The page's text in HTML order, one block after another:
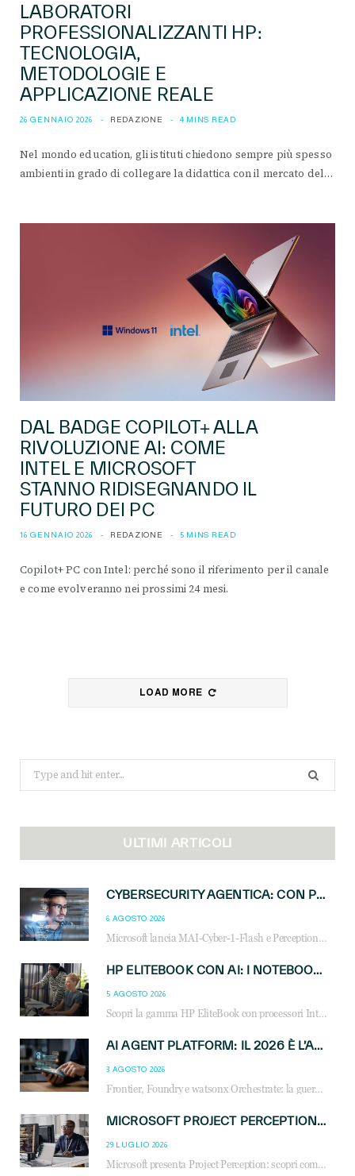
LABORATORI
PROFESSIONALIZZANTI HP:
TECNOLOGIA,
METODOLOGIE E
APPLICAZIONE REALE
26 GENNAIO 2026 REDAZIONE 4 MINS READ
Nel mondo education, gli istituti chiedono sempre più spesso
ambienti in grado di collegare la didattica con il mercato del…
DAL BADGE COPILOT+ ALLA
RIVOLUZIONE AI: COME
INTEL E MICROSOFT
STANNO RIDISEGNANDO IL
FUTURO DEI PC
16 GENNAIO 2026 REDAZIONE 5 MINS READ
Copilot+ PC con Intel: perché sono il riferimento per il canale
e come evolveranno nei prossimi 24 mesi.
LOAD MORE
Search
for:
ULTIMI ARTICOLI
CYBERSECURITY AGENTICA: CON PERCEPTION E MAI-CYBER-1-FLASH MICROSOFT APRE NUOVI SERVIZI PER IL CANALE
6 AGOSTO 2026
Microsoft lancia MAI-Cyber-1-Flash e Perception: cybersecurity agentica in preview dal 3 novembre. Cosa cambia per MSP, system integrator e reseller.
HP ELITEBOOK CON AI: I NOTEBOOK BUSINESS INTELLIGENTI CHE TRASFORMANO PRODUTTIVITÀ, SICUREZZA E LAVORO IBRIDO
5 AGOSTO 2026
Scopri la gamma HP EliteBook con processori Intel® Core™ Ultra e AMD Ryzen™ AI. Notebook business progettati per aumentare la produttività, migliorare la collaborazione e garantire sicurezza avanzata in ufficio e in mobilità.
AI AGENT PLATFORM: IL 2026 È L’ANNO DEL «SISTEMA OPERATIVO» PER GLI AGENTI AZIENDALI
3 AGOSTO 2026
Frontier, Foundry e watsonx Orchestrate: la guerra delle piattaforme AI agent ridisegna il mercato IT. Cosa cambia per reseller, MSP e system integrator.
MICROSOFT PROJECT PERCEPTION: COME GLI AGENTI AI CAMBIERANNO SOC, CYBERSECURITY E SERVIZI MSP
29 LUGLIO 2026
Microsoft presenta Project Perception: scopri come gli agenti AI possono trasformare cybersecurity, SOC e servizi gestiti degli MSP.